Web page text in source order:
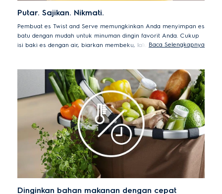
Putar. Sajikan. Nikmati.
Pembuat es Twist and Serve memungkinkan Anda menyimpan es
batu dengan mudah untuk minuman dingin favorit Anda. Cukup
isi baki es dengan air, biarkan membeku, lalu putar kenop untuk
menyegarkan bersama teman.
Baca Selengkapnya
Dinginkan bahan makanan dengan cepat